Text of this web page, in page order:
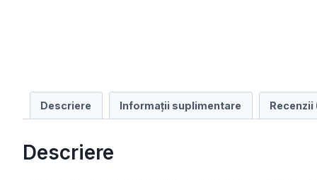
Descriere Informații suplimentare Recenzii
Descriere